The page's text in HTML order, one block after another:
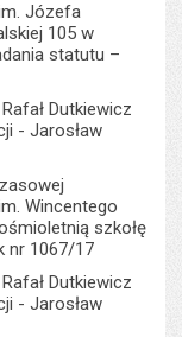
Józefa
105 w
statutu –
Dutkiewicz
- Jarosław
Wincentego
szkołę
nr 1067/17
Dutkiewicz
- Jarosław